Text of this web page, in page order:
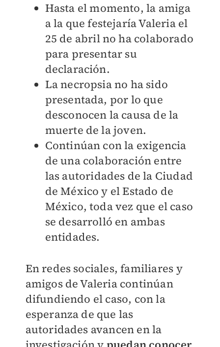
Hasta el momento, la amiga
a la que festejaría Valeria el
25 de abril no ha colaborado
para presentar su
declaración.
La necropsia no ha sido
presentada, por lo que
desconocen la causa de la
muerte de la joven.
Continúan con la exigencia
de una colaboración entre
las autoridades de la Ciudad
de México y el Estado de
México, toda vez que el caso
se desarrolló en ambas
entidades.
En redes sociales, familiares y
amigos de Valeria continúan
difundiendo el caso, con la
esperanza de que las
autoridades avancen en la